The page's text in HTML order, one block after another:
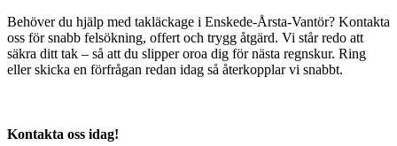
Behöver du hjälp med takläckage i Enskede-Årsta-Vantör? Kontakta
oss för snabb felsökning, offert och trygg åtgärd. Vi står redo att
säkra ditt tak – så att du slipper oroa dig för nästa regnskur. Ring
eller skicka en förfrågan redan idag så återkopplar vi snabbt.
Kontakta oss idag!